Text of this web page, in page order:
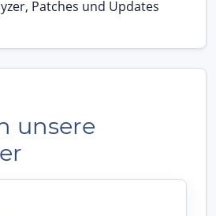
Patches und Updates
unsere